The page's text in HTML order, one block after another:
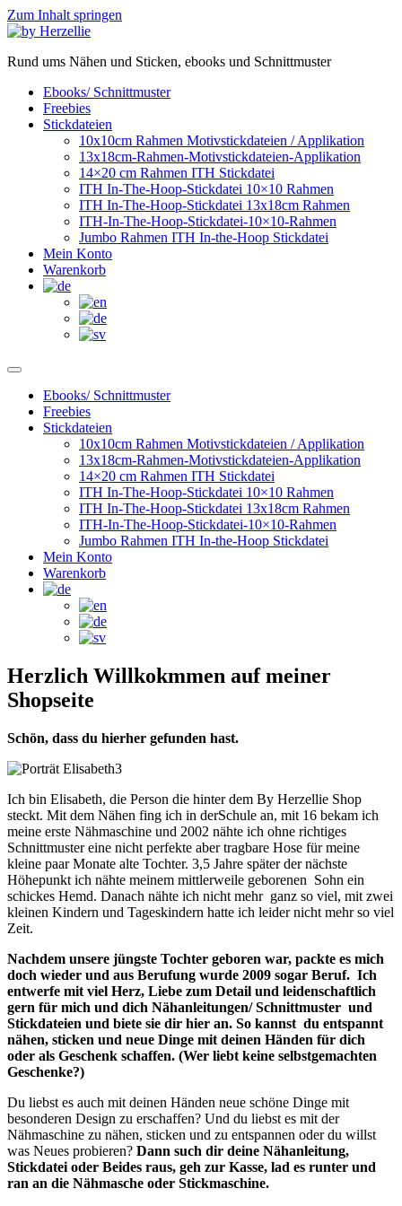
Zum Inhalt springen
Rund ums Nähen und Sticken, ebooks und Schnittmuster
Ebooks/ Schnittmuster
Freebies
Stickdateien
10x10cm Rahmen Motivstickdateien / Applikation
13x18cm-Rahmen-Motivstickdateien-Applikation
14×20 cm Rahmen ITH Stickdatei
ITH In-The-Hoop-Stickdatei 10×10 Rahmen
ITH In-The-Hoop-Stickdatei 13x18cm Rahmen
ITH-In-The-Hoop-Stickdatei-10×10-Rahmen
Jumbo Rahmen ITH In-the-Hoop Stickdatei
Mein Konto
Warenkorb
Ebooks/ Schnittmuster
Freebies
Stickdateien
10x10cm Rahmen Motivstickdateien / Applikation
13x18cm-Rahmen-Motivstickdateien-Applikation
14×20 cm Rahmen ITH Stickdatei
ITH In-The-Hoop-Stickdatei 10×10 Rahmen
ITH In-The-Hoop-Stickdatei 13x18cm Rahmen
ITH-In-The-Hoop-Stickdatei-10×10-Rahmen
Jumbo Rahmen ITH In-the-Hoop Stickdatei
Mein Konto
Warenkorb
Herzlich Willkokmmen auf meiner
Shopseite
Schön, dass du hierher gefunden hast.
Ich bin Elisabeth, die Person die hinter dem By Herzellie Shop
steckt. Mit dem Nähen fing ich in derSchule an, mit 16 bekam ich
meine erste Nähmaschine und 2002 nähte ich ohne richtiges
Schnittmuster eine nicht perfekte aber tragbare Hose für meine
kleine paar Monate alte Tochter. 3,5 Jahre später der nächste
Höhepunkt ich nähte meinem mittlerweile geborenen Sohn ein
schickes Hemd. Danach nähte ich nicht mehr ganz so viel, mit zwei
kleinen Kindern und Tageskindern hatte ich leider nicht mehr so viel
Zeit.
Nachdem unsere jüngste Tochter geboren war, packte es mich
doch wieder und aus Berufung wurde 2009 sogar Beruf. Ich
entwerfe mit viel Herz, Liebe zum Detail und leidenschaftlich
gern für mich und dich Nähanleitungen/ Schnittmuster und
Stickdateien und biete sie dir hier an. So kannst du entspannt
nähen, sticken und neue Dinge mit deinen Händen für dich
oder als Geschenk schaffen. (Wer liebt keine selbstgemachten
Geschenke?)
Du liebst es auch mit deinen Händen neue schöne Dinge mit
besonderen Design zu erschaffen? Und du liebst es mit der
Nähmaschine zu nähen, sticken und zu entspannen oder du willst
was Neues probieren? Dann such dir deine Nähanleitung,
Stickdatei oder Beides raus, geh zur Kasse, lad es runter und
ran an die Nähmasche oder Stickmaschine.